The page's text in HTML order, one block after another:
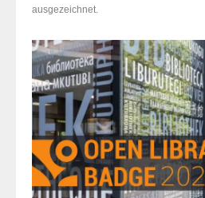
ausgezeichnet.